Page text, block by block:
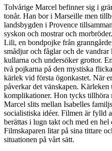
Tolvårige Marcel befinner sig i
tonår. Han bor i Marseille men
landsbygden i Provence
syskon och mostrar och
Lili, en bondpojke från
smådjur och fåglar och de
kullarna och undersöker grottor.
två pojkarna på den mystiska
kärlek vid första ögonkastet. När
påverkar det vänskapen.
komplikationer. Hon tycks tillhöra
Marcel slits mellan Isabelles
socialistiska idéer. Filmen är fylld
berättas i lugn takt och med en hel
Filmskaparen litar på sina tittare
situationen på vårt sätt.